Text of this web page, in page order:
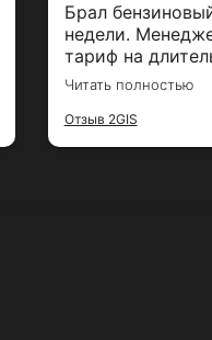
Брал
недели.
тариф на
технически
прошла без
вовремя на
Читать полностью
Отзыв 2GIS